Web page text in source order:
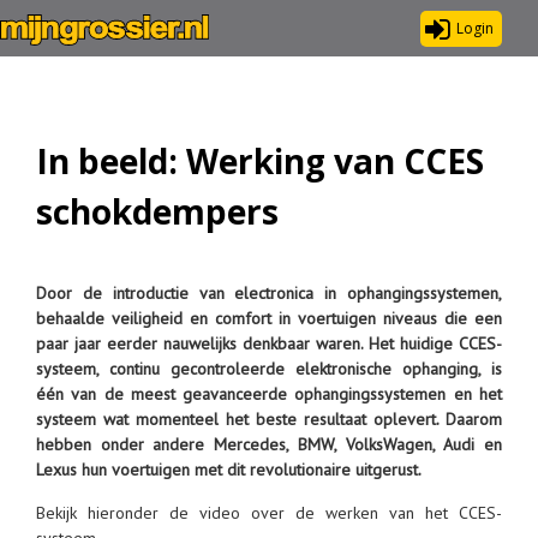
Login
In beeld: Werking van CCES
schokdempers
Door de introductie van electronica in ophangingssystemen,
behaalde veiligheid en comfort in voertuigen niveaus die een
paar jaar eerder nauwelijks denkbaar waren. Het huidige CCES-
systeem, continu gecontroleerde elektronische ophanging, is
één van de meest geavanceerde ophangingssystemen en het
systeem wat momenteel het beste resultaat oplevert. Daarom
hebben onder andere Mercedes, BMW, VolksWagen, Audi en
Lexus hun voertuigen met dit revolutionaire uitgerust.
Bekijk hieronder de video over de werken van het CCES-